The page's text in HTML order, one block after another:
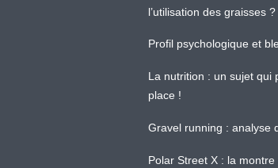
l’utilisation des graisses ?
Profil psychologique et
La nutrition : un sujet qui
place !
Gravel running : analyse
Polar Street X : la